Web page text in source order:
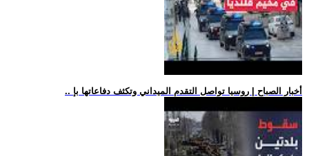
.. أخبار الصباح | روسيا تواصل التقدم الميداني وتكثف دفاعاتها بإ